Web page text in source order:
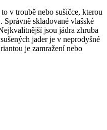
v troubě nebo sušičce, kterou
Správně skladované vlašské
jsou jádra zhruba
jader je v neprodyšné
je zamražení nebo